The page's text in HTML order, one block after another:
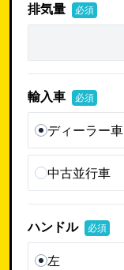
排気量 必須
輸入車 必須
ディーラー車
中古並行車
ハンドル 必須
左